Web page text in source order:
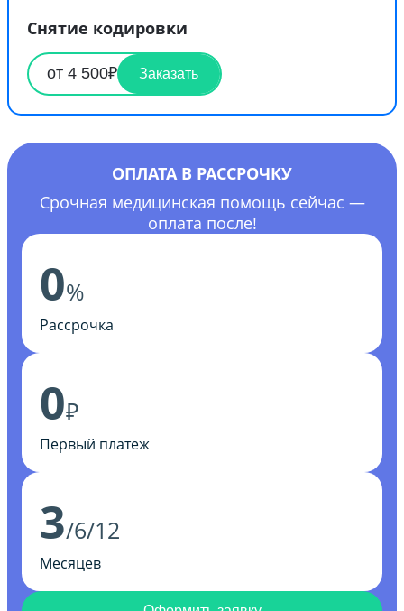
Снятие кодировки
от 4 500₽ Заказать
ОПЛАТА В РАССРОЧКУ
Срочная медицинская помощь сейчас —
оплата после!
0%
Рассрочка
0₽
Первый платеж
3/6/12
Месяцев